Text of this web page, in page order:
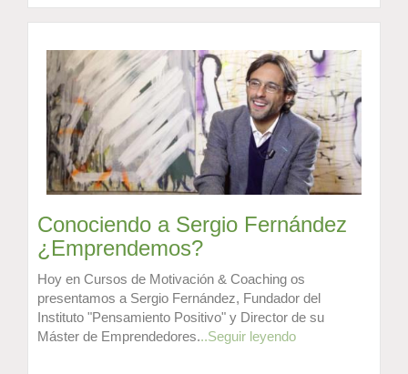
Conociendo a Sergio Fernández
¿Emprendemos?
Hoy en Cursos de Motivación & Coaching os
presentamos a Sergio Fernández, Fundador del
Instituto "Pensamiento Positivo" y Director de su
Máster de Emprendedores...Seguir leyendo